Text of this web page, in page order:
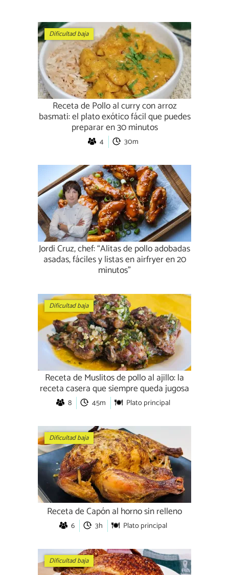
Dificultad baja
Receta de Pollo al curry con arroz
basmati: el plato exótico fácil que puedes
preparar en 30 minutos
4 30m
Jordi Cruz, chef: “Alitas de pollo adobadas
asadas, fáciles y listas en airfryer en 20
minutos”
Dificultad baja
Receta de Muslitos de pollo al ajillo: la
receta casera que siempre queda jugosa
8 45m Plato principal
Dificultad baja
Receta de Capón al horno sin relleno
6 3h Plato principal
Dificultad baja